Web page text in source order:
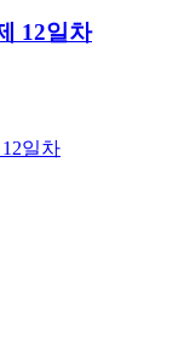
12일차
일차